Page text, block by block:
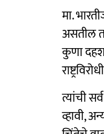
मा.
असतील
कुणा
त्यांची
व्हावी,